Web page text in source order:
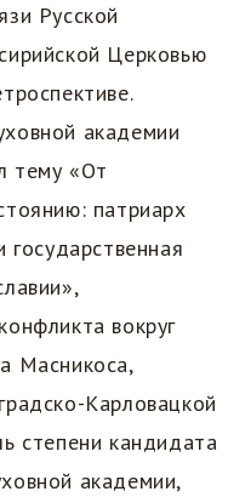
Русской
Церковью
академии
тему «От
патриарх
вокруг
Масникоса,
Карловацкой
степени кандидата
академии,